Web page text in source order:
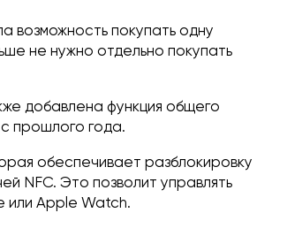
возможность покупать одну
не нужно отдельно покупать
добавлена функция общего
прошлого года.
обеспечивает разблокировку
NFC. Это позволит управлять
или Apple Watch.